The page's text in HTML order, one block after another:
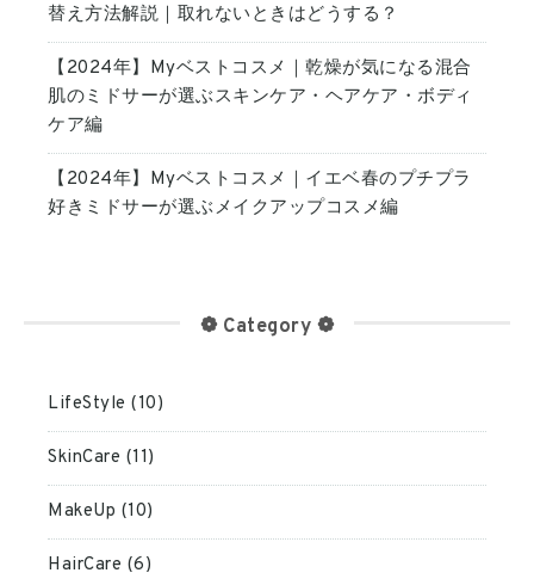
替え方法解説｜取れないときはどうする？
【2024年】Myベストコスメ｜乾燥が気になる混合
肌のミドサーが選ぶスキンケア・ヘアケア・ボディ
ケア編
【2024年】Myベストコスメ｜イエベ春のプチプラ
好きミドサーが選ぶメイクアップコスメ編
❁ Category ❁
LifeStyle (10)
SkinCare (11)
MakeUp (10)
HairCare (6)